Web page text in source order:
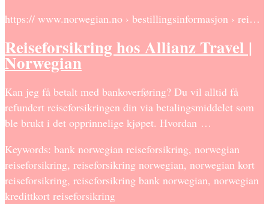
https:// www.norwegian.no › bestillingsinformasjon › rei…
Reiseforsikring hos Allianz Travel |
Norwegian
Kan jeg få betalt med bankoverføring? Du vil alltid få
refundert reiseforsikringen din via betalingsmiddelet som
ble brukt i det opprinnelige kjøpet. Hvordan …
Keywords: bank norwegian reiseforsikring, norwegian
reiseforsikring, reiseforsikring norwegian, norwegian kort
reiseforsikring, reiseforsikring bank norwegian, norwegian
kredittkort reiseforsikring